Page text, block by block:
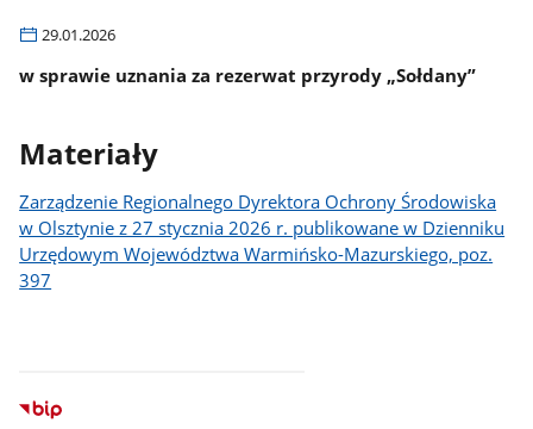
29.01.2026
w sprawie uznania za rezerwat przyrody „Sołdany”
Materiały
Zarządzenie Regionalnego Dyrektora Ochrony Środowiska
w Olsztynie z 27 stycznia 2026 r. publikowane w Dzienniku
Urzędowym Województwa Warmińsko-Mazurskiego, poz.
397